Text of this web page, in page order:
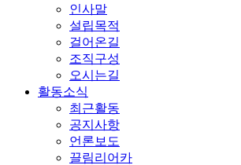
인사말
설립목적
걸어온길
조직구성
오시는길
활동소식
최근활동
공지사항
언론보도
끌림리어카